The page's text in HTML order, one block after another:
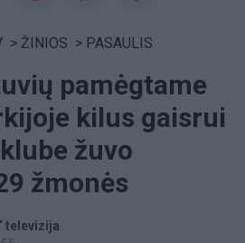
> ŽINIOS > PASAULIS
pamėgtame
kilus gaisrui
žuvo
žmonės
televizija